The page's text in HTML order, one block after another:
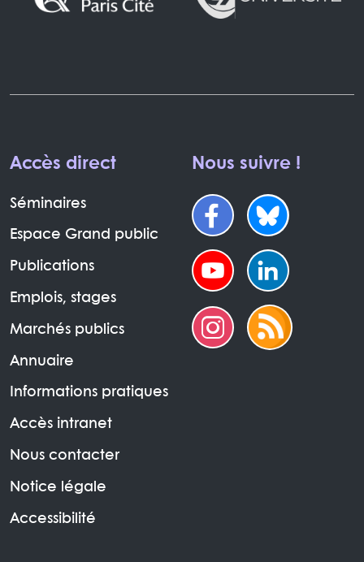
Accès direct
Séminaires
Espace Grand public
Publications
Emplois, stages
Marchés publics
Annuaire
Informations pratiques
Accès intranet
Nous contacter
Notice légale
Accessibilité
Nous suivre !